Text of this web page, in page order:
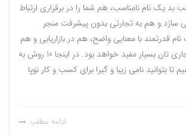
بد یک نام نامناسب، هم شما را در برقراری ارتباط
سازد و هم به تجارتی بدون پیشرفت منجر
قدرتمند با معنایی واضح، هم در بازاریابی و هم
در جاانداختن نام تجاری تان بسیار مفید خواهد بود. در اینجا 10 روش به
تا بتوانید نامی زیبا و گیرا برای کسب و کار نوپا
ادامه مطلب